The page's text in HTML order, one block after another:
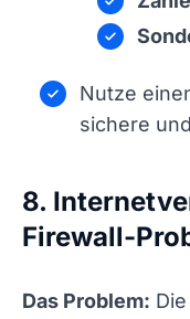
Nutze
sichere
8.
Firewall-
Das Problem: